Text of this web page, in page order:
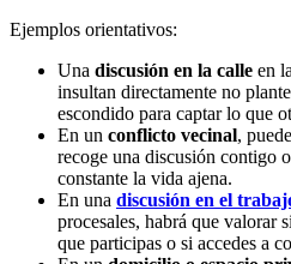
Ejemplos orientativos:
Una discusión en la calle en
insultan directamente no
escondido para captar lo que
En un conflicto vecinal,
recoge una discusión contigo
constante la vida ajena.
En una discusión en el
procesales, habrá que valorar
que participas o si accedes a